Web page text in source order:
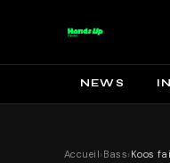
NEWS
Accueil› Bass›